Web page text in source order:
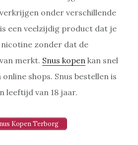
onder verschillende
een veelzijdig product dat je
zonder dat de
merkt. Snus kopen kan snel
shops. Snus bestellen is
leeftijd van 18 jaar.
Kopen Terborg